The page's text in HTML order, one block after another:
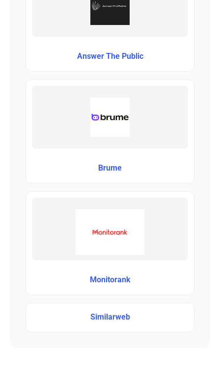
Answer The Public
Brume
Monitorank
Similarweb